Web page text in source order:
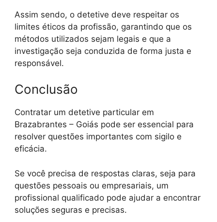
Assim sendo, o detetive deve respeitar os
limites éticos da profissão, garantindo que os
métodos utilizados sejam legais e que a
investigação seja conduzida de forma justa e
responsável.
Conclusão
Contratar um detetive particular em
Brazabrantes – Goiás pode ser essencial para
resolver questões importantes com sigilo e
eficácia.
Se você precisa de respostas claras, seja para
questões pessoais ou empresariais, um
profissional qualificado pode ajudar a encontrar
soluções seguras e precisas.